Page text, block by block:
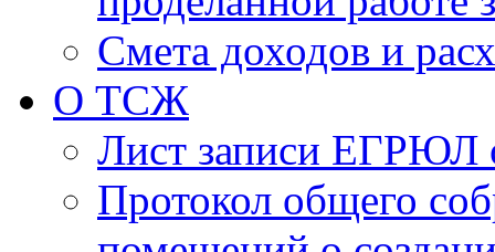
Смета доходов и
О ТСЖ
Лист записи ЕГРЮЛ
Протокол общего